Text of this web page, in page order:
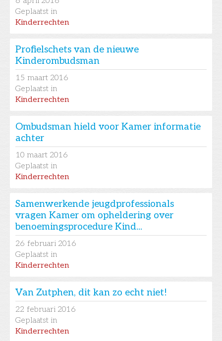
Geplaatst in
Kinderrechten
Profielschets van de nieuwe
Kinderombudsman
15 maart 2016
Geplaatst in
Kinderrechten
Ombudsman hield voor Kamer informatie
achter
10 maart 2016
Geplaatst in
Kinderrechten
Samenwerkende jeugdprofessionals
vragen Kamer om opheldering over
benoemingsprocedure Kind...
26 februari 2016
Geplaatst in
Kinderrechten
Van Zutphen, dit kan zo echt niet!
22 februari 2016
Geplaatst in
Kinderrechten